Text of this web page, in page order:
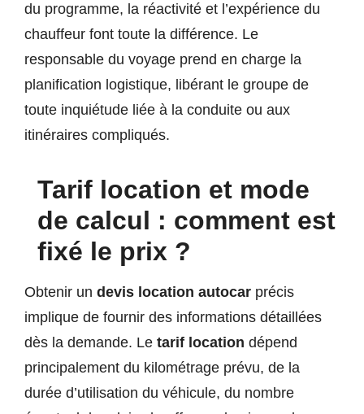
du programme, la réactivité et l’expérience du
chauffeur font toute la différence. Le
responsable du voyage prend en charge la
planification logistique, libérant le groupe de
toute inquiétude liée à la conduite ou aux
itinéraires compliqués.
Tarif location et mode
de calcul : comment est
fixé le prix ?
Obtenir un devis location autocar précis
implique de fournir des informations détaillées
dès la demande. Le tarif location dépend
principalement du kilométrage prévu, de la
durée d’utilisation du véhicule, du nombre